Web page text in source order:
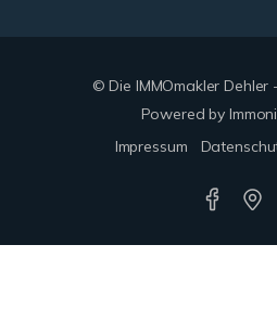
© Die IMMOmakler Dehler
Powered by
Impressum